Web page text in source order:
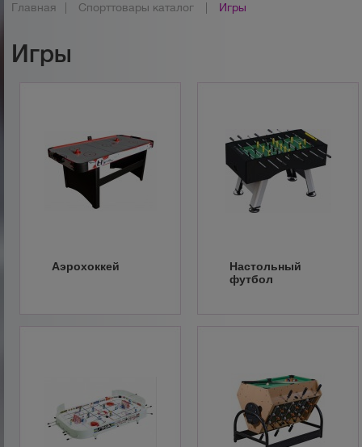
Главная Спорттовары каталог Игры
Игры
Аэрохоккей
Настольный
футбол